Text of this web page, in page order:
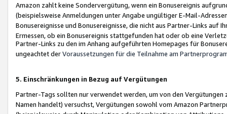
Amazon zahlt keine Sondervergütung, wenn ein Bonusereignis
(beispielsweise Anmeldungen unter Angabe ungültiger E-Mail-
Bonusereignisse und Bonusereignisse, die nicht aus Partner-Links auf
Ermessen, ob ein Bonusereignis stattgefunden hat oder ob eine
Partner-Links zu den im Anhang aufgeführten Homepages für
ungeachtet derVoraussetzungen für die Teilnahme am
5. Einschränkungen in Bezug auf Vergütungen
Partner-Tags sollten nur verwendet werden, um von den
Namen handelt) versuchst, Vergütungen sowohl vom Amazon